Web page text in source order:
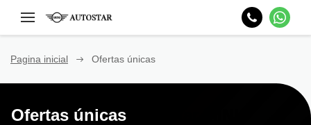
Pagina inicial Ofertas únicas
Ofertas únicas